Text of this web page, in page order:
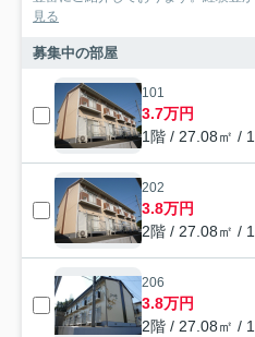
見る
募集中の部屋
101
3.7万円
1階 / 27.08㎡ /
202
3.8万円
2階 / 27.08㎡ /
206
3.8万円
2階 / 27.08㎡ /